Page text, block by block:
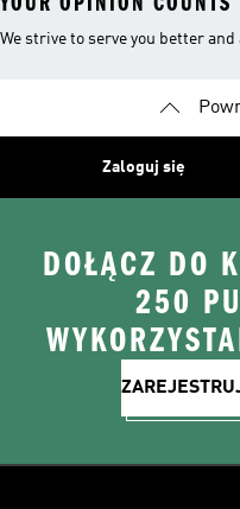
We strive to serve you better
Zaloguj się
DOŁĄCZ DO
250